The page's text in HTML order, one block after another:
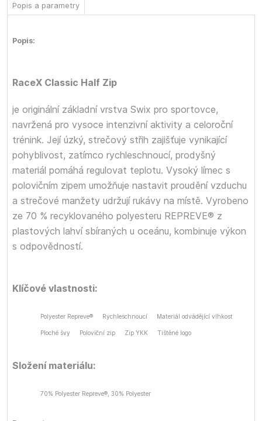
Popis a parametry
Popis:
RaceX Classic Half Zip
je originální základní vrstva Swix pro sportovce,
navržená pro vysoce intenzivní aktivity a celoroční
trénink. Její úzký, strečový střih zajišťuje vynikající
pohyblivost, zatímco rychleschnoucí, prodyšný
materiál pomáhá regulovat teplotu. Vysoký límec s
polovičním zipem umožňuje nastavit proudění vzduchu
a strečové manžety udržují rukávy na místě. Vyrobeno
ze 70 % recyklovaného polyesteru REPREVE® z
plastových lahví sbíraných u oceánu, kombinuje výkon
s odpovědností.
Klíčové vlastnosti:
Polyester Repreve® Rychleschnoucí Materiál odvádějící vlhkost
Ploché švy Poloviční zip Zip YKK Tištěné logo
Složení materiálu:
70% Polyester Repreve®, 30% Polyester